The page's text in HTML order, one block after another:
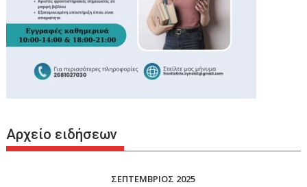
Αρχείο ειδήσεων
ΣΕΠΤΕΜΒΡΙΟΣ 2025